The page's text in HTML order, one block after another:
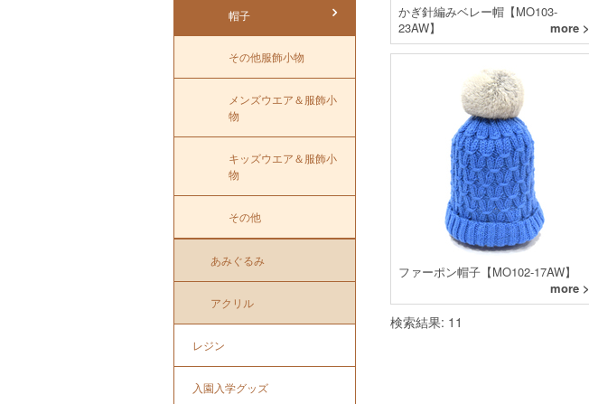
かぎ針編みベレー帽【MO103-
23AW】
more >
ファーポン帽子【MO102-17AW】
more >
検索結果: 11
帽子
その他服飾小物
メンズウエア＆服飾小
物
キッズウエア＆服飾小
物
その他
あみぐるみ
アクリル
レジン
入園入学グッズ